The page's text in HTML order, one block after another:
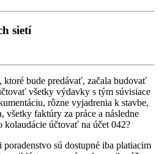
sietí
bude predávať, začala budovať
všetky výdavky s tým súvisiace
rôzne vyjadrenia k stavbe,
všetky faktúry za práce a následne
kolaudácie účtovať na účet 042?
sú dostupné iba platiacim